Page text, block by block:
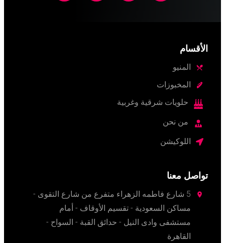
الأقسام
المنيو
المخبوزات
حلويات شرقية وغربية
من نحن
اللوكيشن
تواصل معنا
5 شارع فاطمه الزهراء متفرع من شارع التقوى -
مساكن السعودية - تقسيم الأوقاف - أمام
مستشفى وادى النيل - حدائق القبة - السواح -
القاهرة